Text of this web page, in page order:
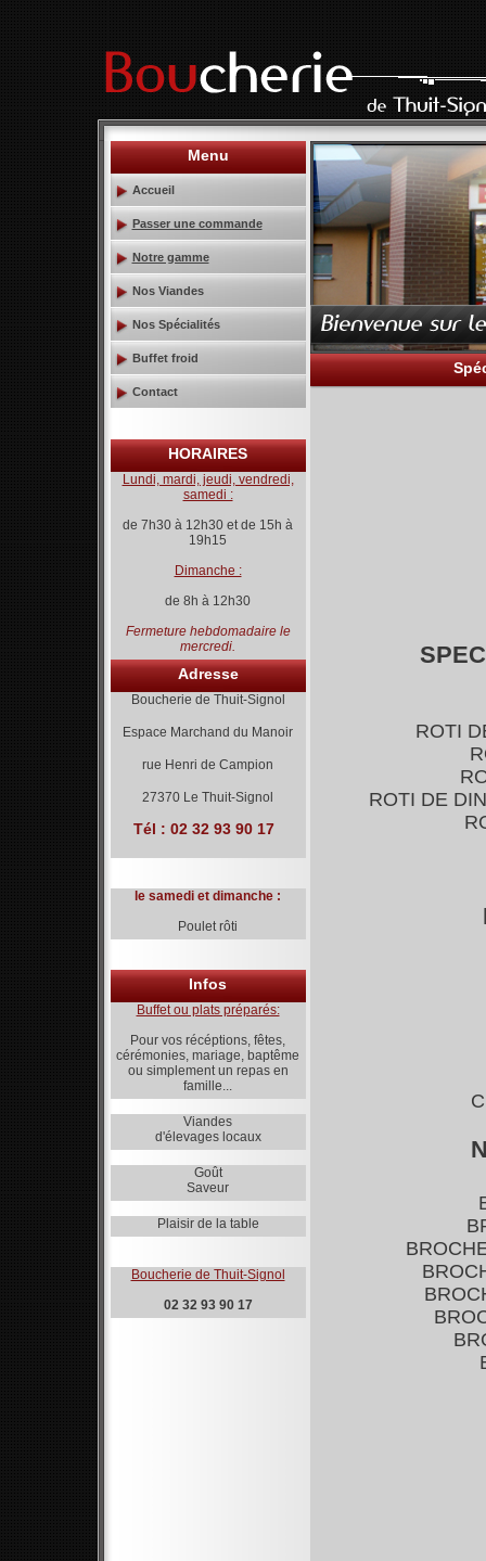
Menu
Accueil
Passer une commande
Notre gamme
Nos Viandes
Nos Spécialités
Buffet froid
Contact
HORAIRES
Lundi, mardi, jeudi, vendredi,
samedi :
de 7h30 à 12h30 et de 15h à
19h15
Dimanche :
de 8h à 12h30
Fermeture hebdomadaire le
mercredi.
Adresse
Boucherie de Thuit-Signol
Espace Marchand du Manoir
rue Henri de Campion
27370 Le Thuit-Signol
Tél : 02 32 93 90 17
le samedi et dimanche :
Poulet rôti
Infos
Buffet ou plats préparés:
Pour vos récéptions, fêtes,
cérémonies, mariage, baptême
ou simplement un repas en
famille...
Viandes
d'élevages locaux
Goût
Saveur
Plaisir de la table
Boucherie de Thuit-Signol
02 32 93 90 17
ROTI
ROTI DE